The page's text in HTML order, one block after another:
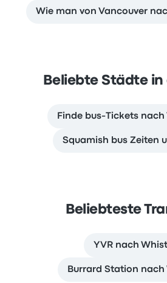
Wie man von Vancouver
Beliebte Städte in
Finde bus-Tickets nach
Squamish bus Zeiten
Beliebteste
YVR nach
Burrard Station nach